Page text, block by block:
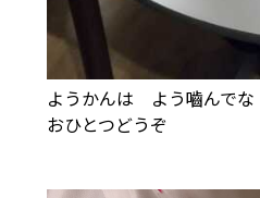
ようかんは よう嚙んでな
おひとつどうぞ